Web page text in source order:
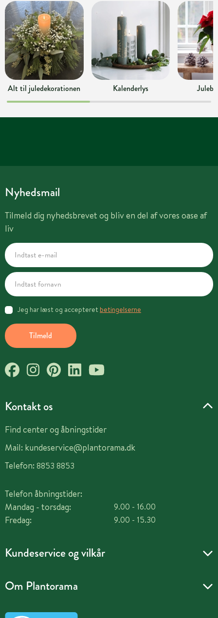
Alt til juledekorationen Kalenderlys
Kontakt os
Find center og åbningstider
Mail: kundeservice@plantorama.dk
Telefon: 8853 8853
Telefon åbningstider:
Mandag - torsdag:
Fredag:
9.00 - 16.00
9.00 - 15.30
Kundeservice og vilkår
Om Plantorama
Nyhedsmail
Tilmeld dig nyhedsbrevet og bliv en del af vores oase af
liv
Tilmeld
Jeg har læst og accepteret betingelserne